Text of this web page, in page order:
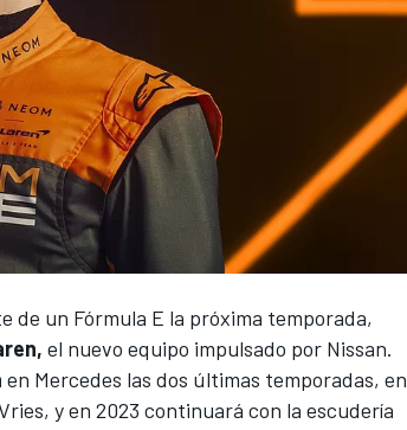
de un Fórmula E la próxima temporada,
el nuevo equipo impulsado por Nissan.
en Mercedes las dos últimas temporadas, en
, y en 2023 continuará con la escudería